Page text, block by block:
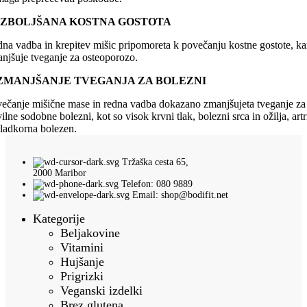
KOSTNA GOSTOTA
vadba in krepitev mišic pripomoreta k povečanju kostne gostote,
tveganje za osteoporozo.
TVEGANJA ZA BOLEZNI
mišične mase in redna vadba dokazano zmanjšujeta tveganje za
sodobne bolezni, kot so visok krvni tlak, bolezni srca in ožilja,
bolezen.
Tržaška cesta 65,
2000 Maribor
Telefon: 080 9889
Email: shop@bodifit.net
Kategorije
Beljakovine
Vitamini
Hujšanje
Prigrizki
Veganski izdelki